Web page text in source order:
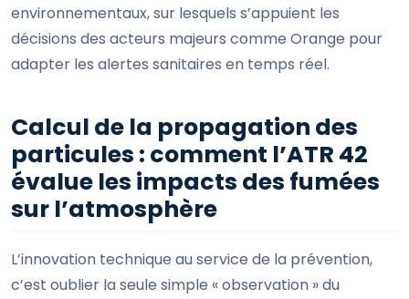
environnementaux, sur lesquels s’appuient les
décisions des acteurs majeurs comme Orange pour
adapter les alertes sanitaires en temps réel.
Calcul de la propagation des
particules : comment l’ATR 42
évalue les impacts des fumées
sur l’atmosphère
L’innovation technique au service de la prévention,
c’est oublier la seule simple « observation » du